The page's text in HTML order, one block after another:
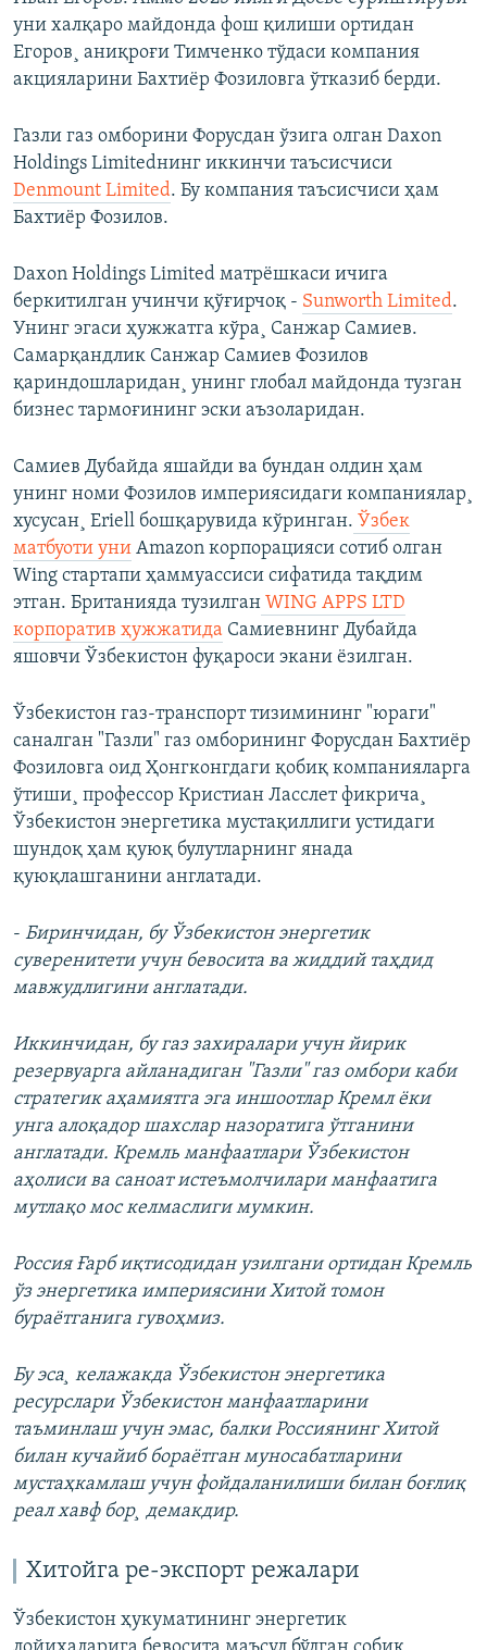
1080p
уни халқаро майдонда фош қилиши ортидан
Егоров¸ аниқроғи Тимченко тўдаси компания
акцияларини Бахтиëр Фозиловга ўтказиб берди.
Газли газ омборини Форусдан ўзига олган Daxon
Holdings Limitedнинг иккинчи таъсисчиси
Denmount Limited. Бу компания таъсисчиси ҳам
Бахтиëр Фозилов.
Daxon Holdings Limited матрëшкаси ичига
беркитилган учинчи қўғирчоқ - Sunworth Limited.
Унинг эгаси ҳужжатга кўра¸ Санжар Самиев.
Самарқандлик Санжар Самиев Фозилов
қариндошларидан¸ унинг глобал майдонда тузган
бизнес тармоғининг эски аъзоларидан.
Самиев Дубайда яшайди ва бундан олдин ҳам
унинг номи Фозилов империясидаги компаниялар¸
хусусан¸ Eriell бошқарувида кўринган. Ўзбек
матбуоти уни Amazon корпорацияси сотиб олган
Wing стартапи ҳаммуассиси сифатида тақдим
этган. Британияда тузилган WING APPS LTD
корпоратив ҳужжатида Самиевнинг Дубайда
яшовчи Ўзбекистон фуқароси экани ëзилган.
Ўзбекистон газ-транспорт тизимининг "юраги"
саналган "Газли" газ омборининг Форусдан Бахтиëр
Фозиловга оид Ҳонгконгдаги қобиқ компанияларга
ўтиши¸ профессор Кристиан Ласслет фикрича¸
Ўзбекистон энергетика мустақиллиги устидаги
шундоқ ҳам қуюқ булутларнинг янада
қуюқлашганини англатади.
- Биринчидан, бу Ўзбекистон энергетик
суверенитети учун бевосита ва жиддий таҳдид
мавжудлигини англатади.
Иккинчидан, бу газ захиралари учун йирик
резервуарга айланадиган "Газли" газ омбори каби
стратегик аҳамиятга эга иншоотлар Кремл ёки
унга алоқадор шахслар назоратига ўтганини
англатади. Кремль манфаатлари Ўзбекистон
аҳолиси ва саноат истеъмолчилари манфаатига
мутлақо мос келмаслиги мумкин.
Россия Ғарб иқтисодидан узилгани ортидан Кремль
ўз энергетика империясини Хитой томон
бураëтганига гувоҳмиз.
Бу эса¸ келажакда Ўзбекистон энергетика
ресурслари Ўзбекистон манфаатларини
таъминлаш учун эмас, балки Россиянинг Хитой
билан кучайиб бораётган муносабатларини
мустаҳкамлаш учун фойдаланилиши билан боғлиқ
реал хавф бор¸ демакдир.
Хитойга ре-экспорт режалари
Ўзбекистон ҳукуматининг энергетик